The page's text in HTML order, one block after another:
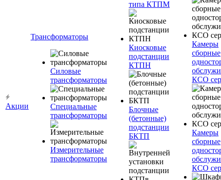
Акции
Трансформаторы
Силовые
трансформаторы
Специальные
трансформаторы
Измерительные
трансформаторы
типа КТПМ
Киосковые
подстанции
КТПН
Блочные
(бетонные)
подстанции
БКТП
Камеры
сборные
КСО
Камеры
сборные
КСО